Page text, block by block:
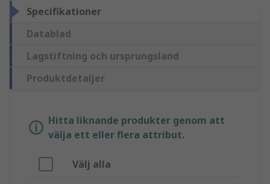
Specifikationer
Datablad
Lagstiftning och ursprungsland
Produktdetaljer
Hitta liknande produkter genom att
välja ett eller flera attribut.
Välj alla